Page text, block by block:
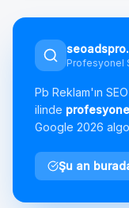
Profesyonel
Pb Reklam'ın
ilinde
Google 2026
Şu an